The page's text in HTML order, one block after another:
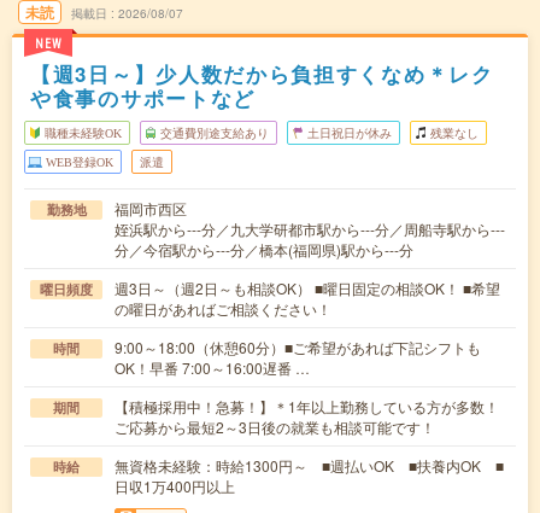
未読
NEW
掲載日 2026/08/07
【週3日～】少人数だから負担すくなめ＊レク
や食事のサポートなど
職種未経験OK 交通費別途支給あり 土日祝日が休み 残業なし
WEB登録OK 派遣
勤務地
福岡市西区
姪浜駅から---分／九大学研都市駅から---分／周船寺駅から---
分／今宿駅から---分／橋本(福岡県)駅から---分
曜日頻度
週3日～（週2日～も相談OK） ■曜日固定の相談OK！ ■希望
の曜日があればご相談ください！
時間
9:00～18:00（休憩60分）■ご希望があれば下記シフトも
OK！早番 7:00～16:00遅番 …
期間
【積極採用中！急募！】＊1年以上勤務している方が多数！
ご応募から最短2～3日後の就業も相談可能です！
時給
無資格未経験：時給1300円～ ■週払いOK ■扶養内OK ■
日収1万400円以上